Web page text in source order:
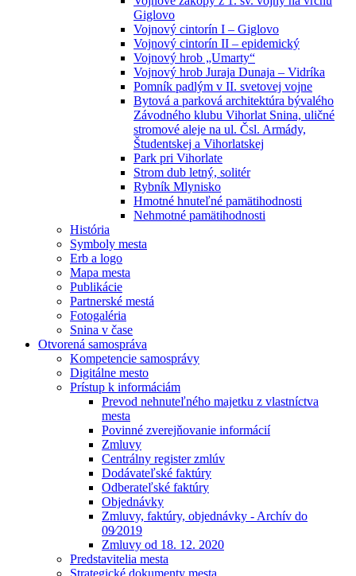
Giglovo
Vojnový cintorín I – Giglovo
Vojnový cintorín II – epidemický
Vojnový hrob „Umarty“
Vojnový hrob Juraja Dunaja – Vidríka
Pomník padlým v II. svetovej vojne
Bytová a parková architektúra bývalého
Závodného klubu Vihorlat Snina, uličné
stromové aleje na ul. Čsl. Armády,
Študentskej a Vihorlatskej
Park pri Vihorlate
Strom dub letný, solitér
Rybník Mlynisko
Hmotné hnuteľné pamätihodnosti
Nehmotné pamätihodnosti
História
Symboly mesta
Erb a logo
Mapa mesta
Publikácie
Partnerské mestá
Fotogaléria
Snina v čase
Otvorená samospráva
Kompetencie samosprávy
Digitálne mesto
Prístup k informáciám
Prevod nehnuteľného majetku z vlastníctva
mesta
Povinné zverejňovanie informácií
Zmluvy
Centrálny register zmlúv
Dodávateľské faktúry
Odberateľské faktúry
Objednávky
Zmluvy, faktúry, objednávky - Archív do
09⁄2019
Zmluvy od 18. 12. 2020
Predstavitelia mesta
Strategické dokumenty mesta